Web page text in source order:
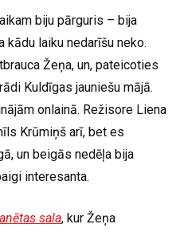
biju pārguris – bija
kādu laiku nedarīšu neko.
Žeņa, un, pateicoties
Kuldīgas jauniešu mājā.
onlainā. Režisore Liena
Krūmiņš arī, bet es
un beigās nedēļa bija
interesanta.
sala, kur Žeņa